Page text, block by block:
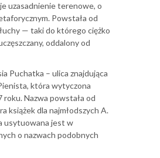
uzasadnienie terenowe, o
Powstała od
— taki do którego ciężko
oddalony od
Puchatka – ulica znajdująca
która wytyczona
roku. Nazwa powstała od
książek dla najmłodszych A.
usytuowana jest w
o nazwach podobnych